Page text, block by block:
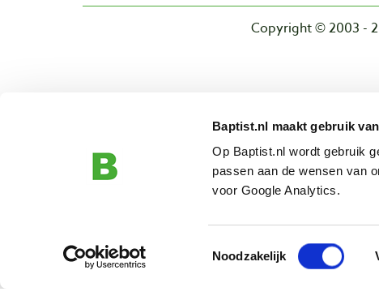
Baptist.nl maakt gebruik
Op Baptist.nl wordt gebruik
passen aan de wensen van
voor Google Analytics.
Toestemmingsselectie
Noodzakelijk
Copyright © 2003 -